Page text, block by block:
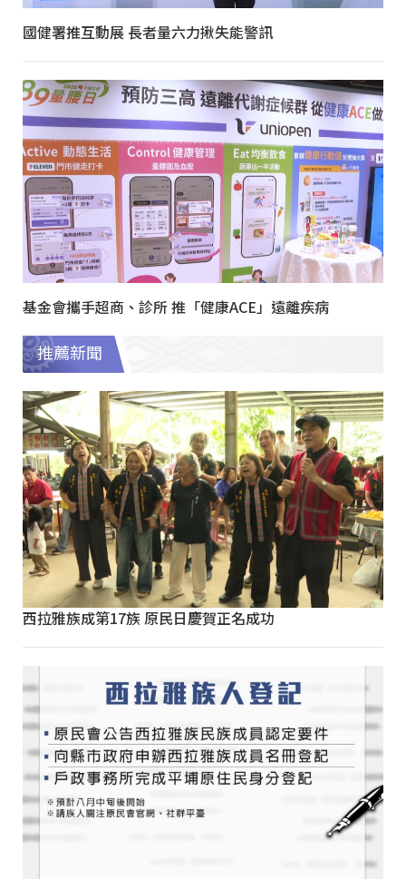
國健署推互動展 長者量六力揪失能警訊
基金會攜手超商、診所 推「健康ACE」遠離疾病
推薦新聞
西拉雅族成第17族 原民日慶賀正名成功